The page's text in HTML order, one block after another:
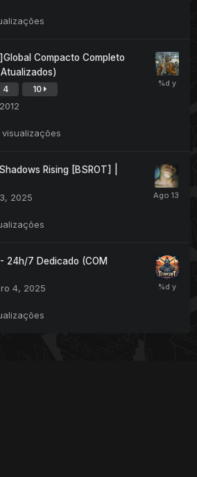
Compacto Completo
4 10
visualizações
Rising [BSROT] |
2025
24h/7 Dedicado (COM
4, 2025